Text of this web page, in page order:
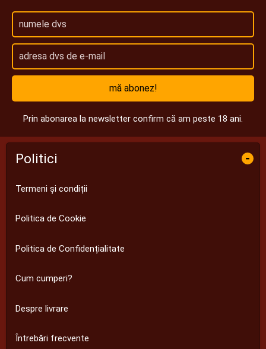
mă abonez!
Prin abonarea la newsletter confirm că am peste 18 ani.
Politici -
Termeni și condiții
Politica de Cookie
Politica de Confidențialitate
Cum cumperi?
Despre livrare
Întrebări frecvente